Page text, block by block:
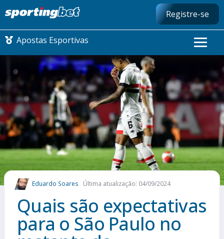
Registre-se
Apostas Esportivas
CONMEBOL LIBERTADORES
FUTEBOL NACIONAL
FUTEBOL INTERNACIONAL
COMO APOSTAR
MAIS ESPORTES
Eduardo Soares Última atualização: 04/09/2024
Quais são expectativas
para o São Paulo no